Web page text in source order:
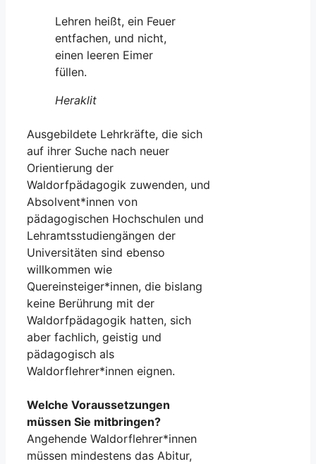
Lehren heißt, ein Feuer
entfachen, und nicht,
einen leeren Eimer
füllen.
Heraklit
Ausgebildete Lehrkräfte, die sich
auf ihrer Suche nach neuer
Orientierung der
Waldorfpädagogik zuwenden, und
Absolvent*innen von
pädagogischen Hochschulen und
Lehramtsstudiengängen der
Universitäten sind ebenso
willkommen wie
Quereinsteiger*innen, die bislang
keine Berührung mit der
Waldorfpädagogik hatten, sich
aber fachlich, geistig und
pädagogisch als
Waldorflehrer*innen eignen.
Welche Voraussetzungen
müssen Sie mitbringen?
Angehende Waldorflehrer*innen
müssen mindestens das Abitur,